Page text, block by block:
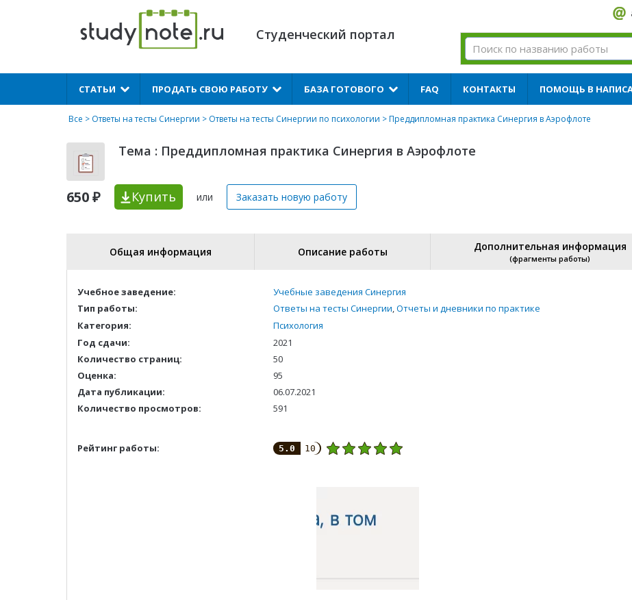
Студенческий портал
СТАТЬИ ПРОДАТЬ СВОЮ РАБОТУ БАЗА ГОТОВОГО FAQ КОНТАКТЫ ПОМОЩЬ В
Все > Ответы на тесты Синергии > Ответы на тесты Синергии по психологии > Преддипломная практика Синергия в Аэрофлоте
Тема : Преддипломная практика Синергия в Аэрофлоте
650 ₽ Купить или Заказать новую работу
Общая информация Описание работы Дополнительная информация
(фрагменты работы)
Учебное заведение:
Учебные заведения Синергия
Тип работы:
Ответы на тесты Синергии,Отчеты и дневники по практике
Категория:
Психология
Год сдачи:
2021
Количество страниц:
50
Оценка:
95
Дата публикации:
06.07.2021
Количество просмотров:
591
Рейтинг работы: 5.0 10